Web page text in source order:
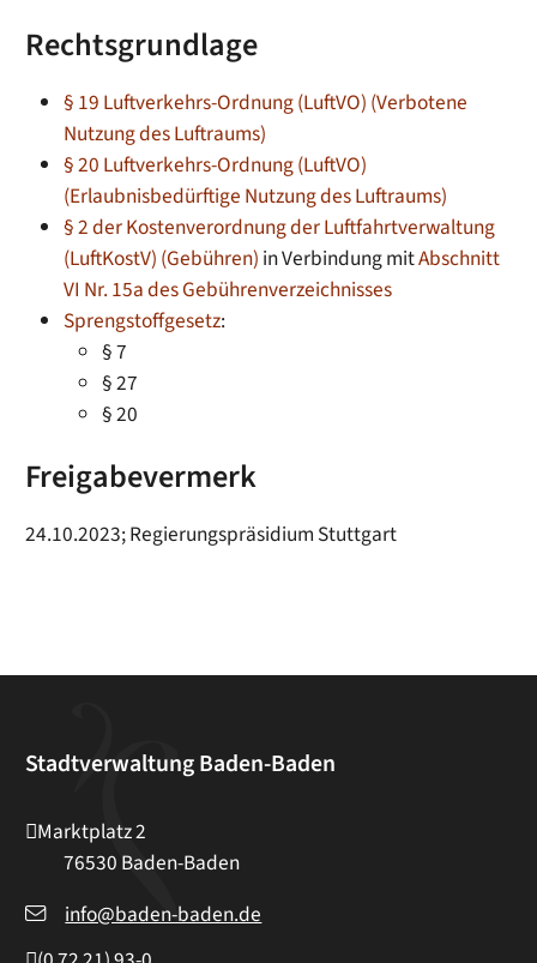
Rechtsgrundlage
§ 19 Luftverkehrs-Ordnung (LuftVO) (Verbotene
Nutzung des Luftraums)
§ 20 Luftverkehrs-Ordnung (LuftVO)
(Erlaubnisbedürftige Nutzung des Luftraums)
§ 2 der Kostenverordnung der Luftfahrtverwaltung
(LuftKostV) (Gebühren) in Verbindung mitAbschnitt
VI Nr. 15a des Gebührenverzeichnisses
Sprengstoffgesetz:
§ 7
§ 27
§ 20
Freigabevermerk
24.10.2023; Regierungspräsidium Stuttgart
Stadtverwaltung Baden-Baden
Marktplatz 2
76530 Baden-Baden
info@baden-baden.de